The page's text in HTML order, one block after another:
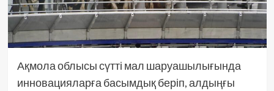
Ақмола облысы сүтті мал шаруашылығында
инновацияларға басымдық беріп, алдыңғы